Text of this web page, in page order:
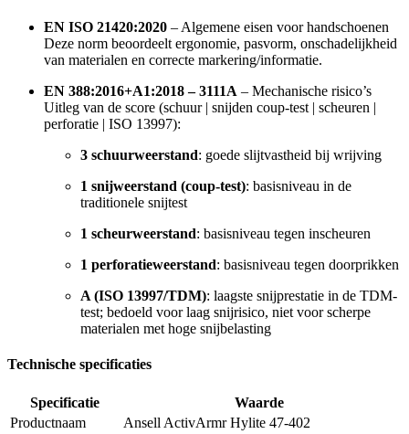
EN ISO 21420:2020 – Algemene eisen voor handschoenen
Deze norm beoordeelt ergonomie, pasvorm, onschadelijkheid
van materialen en correcte markering/informatie.
EN 388:2016+A1:2018 – 3111A – Mechanische risico’s
Uitleg van de score (schuur | snijden coup-test | scheuren |
perforatie | ISO 13997):
3 schuurweerstand: goede slijtvastheid bij wrijving
1 snijweerstand (coup-test): basisniveau in de
traditionele snijtest
1 scheurweerstand: basisniveau tegen inscheuren
1 perforatieweerstand: basisniveau tegen doorprikken
A (ISO 13997/TDM): laagste snijprestatie in de TDM-
test; bedoeld voor laag snijrisico, niet voor scherpe
materialen met hoge snijbelasting
Technische specificaties
Specificatie
Waarde
Productnaam
Ansell ActivArmr Hylite 47-402